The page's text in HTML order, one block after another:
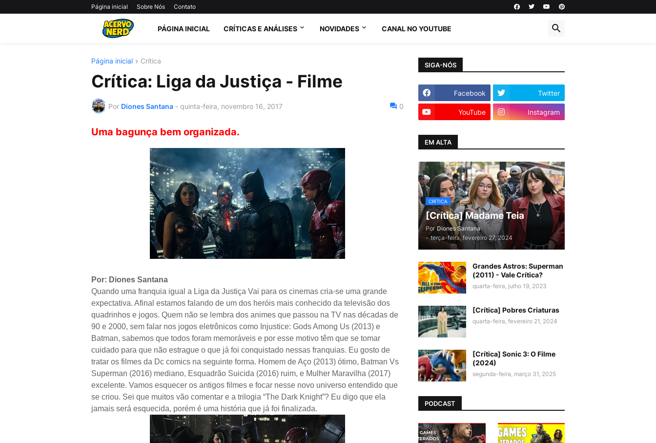
Página inicial Sobre Nós Contato
PÁGINA INICIAL CRÍTICAS E ANÁLISES NOVIDADES CANAL NO YOUTUBE
Página inicial Crítica
Crítica: Liga da Justiça - Filme
Por Diones Santana - quinta-feira, novembro 16, 2017 0
Uma bagunça bem organizada.
Por: Diones Santana
Quando uma franquia igual a Liga da Justiça Vai para os cinemas cria-se uma grande
expectativa. Afinal estamos falando de um dos heróis mais conhecido da televisão dos
quadrinhos e jogos. Quem não se lembra dos animes que passou na TV nas décadas de
90 e 2000, sem falar nos jogos eletrônicos como Injustice: Gods Among Us (2013) e
Batman, sabemos que todos foram memoráveis e por esse motivo têm que se tomar
cuidado para que não estrague o que já foi conquistado nessas franquias. Eu gosto de
tratar os filmes da Dc comics na seguinte forma. Homem de Aço (2013) ótimo, Batman Vs
Superman (2016) mediano, Esquadrão Suicida (2016) ruim, e Mulher Maravilha (2017)
excelente. Vamos esquecer os antigos filmes e focar nesse novo universo entendido que
se criou. Sei que muitos vão comentar e a trilogia “The Dark Knight”? Eu digo que ela
jamais será esquecida, porém é uma história que já foi finalizada.
SIGA-NÓS
Facebook Twitter
YouTube Instagram
EM ALTA
CRÍTICA
[Crítica] Madame Teia
Por Diones Santana
- terça-feira, fevereiro 27, 2024
Grandes Astros: Superman
(2011) - Vale Crítica?
quarta-feira, julho 19, 2023
[Crítica] Pobres Criaturas
quarta-feira, fevereiro 21, 2024
[Crítica] Sonic 3: O Filme
(2024)
segunda-feira, março 31, 2025
PODCAST